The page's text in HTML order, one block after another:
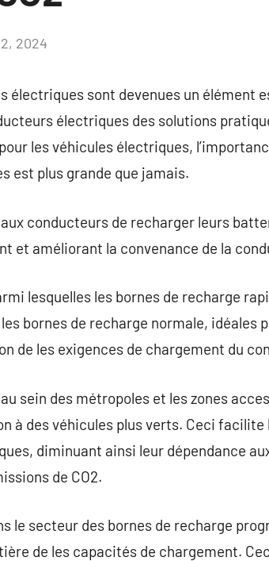
2024
électriques sont devenues un élément
électriques des solutions
les véhicules électriques,
est plus grande que jamais.
conducteurs de recharger leurs
et améliorant la convenance de la
lesquelles les bornes de recharge
bornes de recharge normale, idéales
de les exigences de chargement du
sein des métropoles et les zones
à des véhicules plus verts. Ceci
diminuant ainsi leur dépendance
de CO2.
le secteur des bornes de recharge
de les capacités de chargement.